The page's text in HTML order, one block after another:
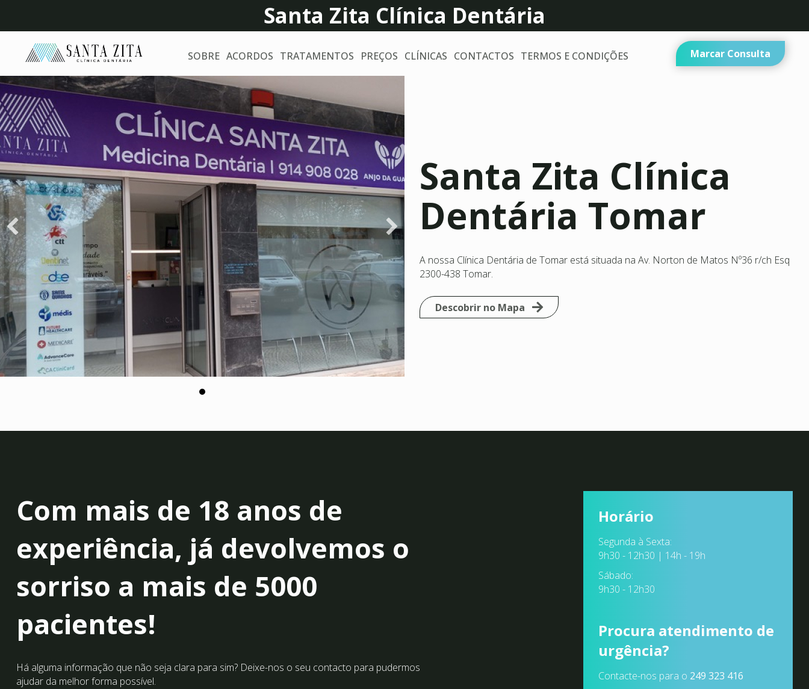
Santa Zita Clínica Dentária
SOBRE ACORDOS TRATAMENTOS PREÇOS CLÍNICAS CONTACTOS TERMOS E CONDIÇÕES Marcar Consulta
Santa Zita Clínica
Dentária Tomar
A nossa Clínica Dentária de Tomar está situada na Av. Norton de Matos Nº36 r/ch Esq
2300-438 Tomar.
Descobrir no Mapa
Com mais de 18 anos de
experiência, já devolvemos o
sorriso a mais de 5000
pacientes!
Há alguma informação que não seja clara para sim? Deixe-nos o seu contacto para pudermos
ajudar da melhor forma possível.
Horário
Segunda à Sexta:
9h30 - 12h30 | 14h - 19h
Sábado:
9h30 - 12h30
Procura atendimento de
urgência?
Contacte-nos para o 249 323 416